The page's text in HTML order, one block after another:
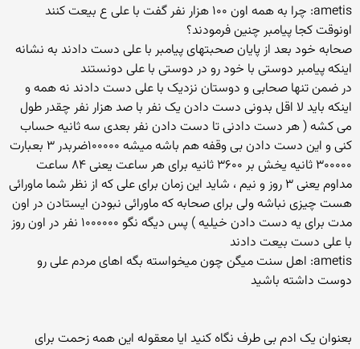
ametis: چرا به همه اون ۱۰۰ هزار نفر گفت با علی ع بیعت کنند
اونوقت کجا پیامبر چنین فرمودند؟
صحابه خود بعد از پایان صحبتهای پیامبر با علی دست دادند به نشانه
اینکه پیامبر دوستی با خود رو در دوستی با علی دونستند
در ضمن تنها صحابی و دوستان نزدیک با علی دست دادند نه همه و
اینکه باید لا اقل بدونی دست دادن یک نفر با صد هزار نفر چقدر طول
می کشه ( هر دست دادنی تا دست دادن نفر بعدی سه ثانیه حساب
کنی و این دست دادن بی وقفه هم باشه میشه ۱۰۰۰۰۰ضربدر ۳ بعبارت
۳۰۰۰۰۰ ثانیه یخش بر ۳۶۰۰ ثانیه برای هر ساعت یعنی ۸۴ ساعت
مداوم یعنی ۳ روز و نیم ، شاید این زمان برای علی که از نظر شما ماورائی
هست چیزی نباشه ولی برای صحابه که ماورائی نبودن ایستادن در اون
مدت برای یه دست دادن خیلیه ) پس دیگه نگو ۱۰۰۰۰۰۰ نفر در اون روز
با علی دست بیعت دادند
ametis: اهل سنت میگن چون میخواسته بگه اهای مردم علی رو
دوست داشته باشید
بعنوان یک ادم بی طرف نگاه کنید ایا معقوله این همه زحمت برای